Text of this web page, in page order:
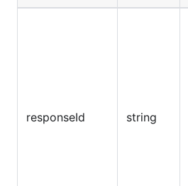
responseId string